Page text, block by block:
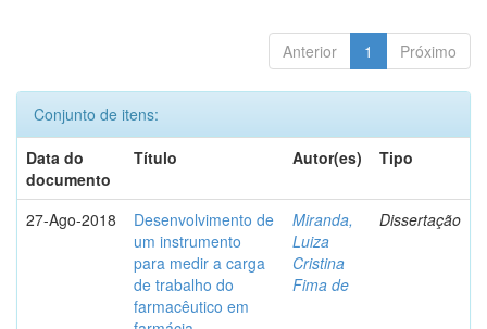
Anterior 1 Próximo
Conjunto de itens:
Data do
documento
Título Autor(es) Tipo
27-Ago-2018
Desenvolvimento de
um instrumento
para medir a carga
de trabalho do
farmacêutico em
Miranda,
Luiza
Cristina
Fima de
Dissertação